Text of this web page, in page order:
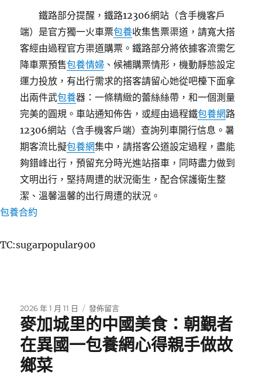
鐵路部分提醒，鐵路12306網站（含手機客戶
端）是官方獨一火車票包養收集售票渠道，請寬大搭
客經由過程官方渠道購票。鐵路部分將依據客流需乞
降車票預售包養情婦 、候補購票情形，機動靜態設定
運力投放，有出行需求的搭客請留心她從吧檯下面拿
出兩件武包養器：一條精緻的蕾絲絲帶，和一個測量
完美的圓規。車站通知佈告，或經由過程鐵包養網路
12306網站（含手機客戶端）查詢列車開行信息。暑
期客流比擬包養網集中，請搭客公道設定過程，盡能
夠錯峰出行，預留充分時光進站搭車，同時盡力做到
文明出行，堅持周遭的狀況衛生，配合保護衛生整
潔、溫馨溫馨的出行周遭的狀況。
包養合約
TC:sugarpopular900
發
佈
日
期:
2026 年 1 月 11 日
在
〈全
國
鐵
發佈留言
麥加城里的中國美食：朝覲者
在異國一包養網心得親手做故
鄉菜